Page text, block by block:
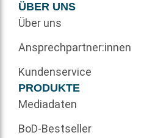
ÜBER UNS
Über uns
Ansprechpartner:innen
Kundenservice
PRODUKTE
Mediadaten
BoD-Bestseller